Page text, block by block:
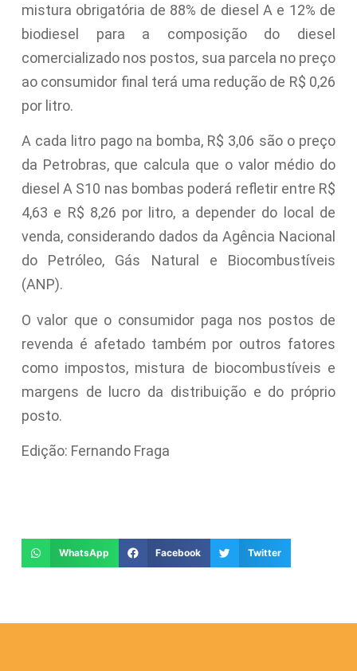
mistura obrigatória de 88% de diesel A e 12% de
biodiesel para a composição do diesel
comercializado nos postos, sua parcela no preço
ao consumidor final terá uma redução de R$ 0,26
por litro.
A cada litro pago na bomba, R$ 3,06 são o preço
da Petrobras, que calcula que o valor médio do
diesel A S10 nas bombas poderá refletir entre R$
4,63 e R$ 8,26 por litro, a depender do local de
venda, considerando dados da Agência Nacional
do Petróleo, Gás Natural e Biocombustíveis
(ANP).
O valor que o consumidor paga nos postos de
revenda é afetado também por outros fatores
como impostos, mistura de biocombustíveis e
margens de lucro da distribuição e do próprio
posto.
Edição: Fernando Fraga
WhatsApp Facebook Twitter